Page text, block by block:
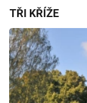
TŘI KŘÍŽE